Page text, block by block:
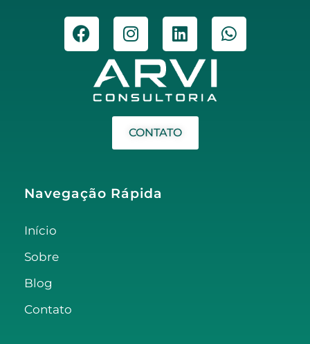
CONTATO
Navegação Rápida
Início
Sobre
Blog
Contato